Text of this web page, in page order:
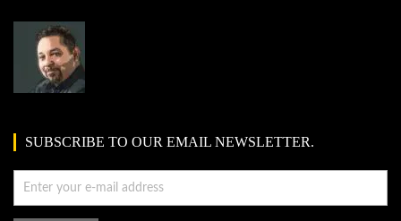
SUBSCRIBE TO OUR EMAIL NEWSLETTER.